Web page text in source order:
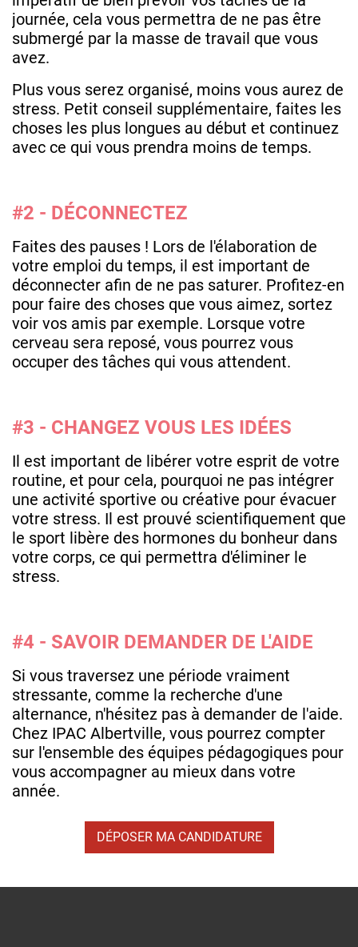
journée, cela vous permettra de ne pas être
submergé par la masse de travail que vous
avez.
Plus vous serez organisé, moins vous aurez de
stress. Petit conseil supplémentaire, faites les
choses les plus longues au début et continuez
avec ce qui vous prendra moins de temps.
#2 - DÉCONNECTEZ
Faites des pauses ! Lors de l'élaboration de
votre emploi du temps, il est important de
déconnecter afin de ne pas saturer. Profitez-en
pour faire des choses que vous aimez, sortez
voir vos amis par exemple. Lorsque votre
cerveau sera reposé, vous pourrez vous
occuper des tâches qui vous attendent.
#3 - CHANGEZ VOUS LES IDÉES
Il est important de libérer votre esprit de votre
routine, et pour cela, pourquoi ne pas intégrer
une activité sportive ou créative pour évacuer
votre stress. Il est prouvé scientifiquement que
le sport libère des hormones du bonheur dans
votre corps, ce qui permettra d'éliminer le
stress.
#4 - SAVOIR DEMANDER DE L'AIDE
Si vous traversez une période vraiment
stressante, comme la recherche d'une
alternance, n'hésitez pas à demander de l'aide.
Chez IPAC Albertville, vous pourrez compter
sur l'ensemble des équipes pédagogiques pour
vous accompagner au mieux dans votre
année.
DÉPOSER MA CANDIDATURE